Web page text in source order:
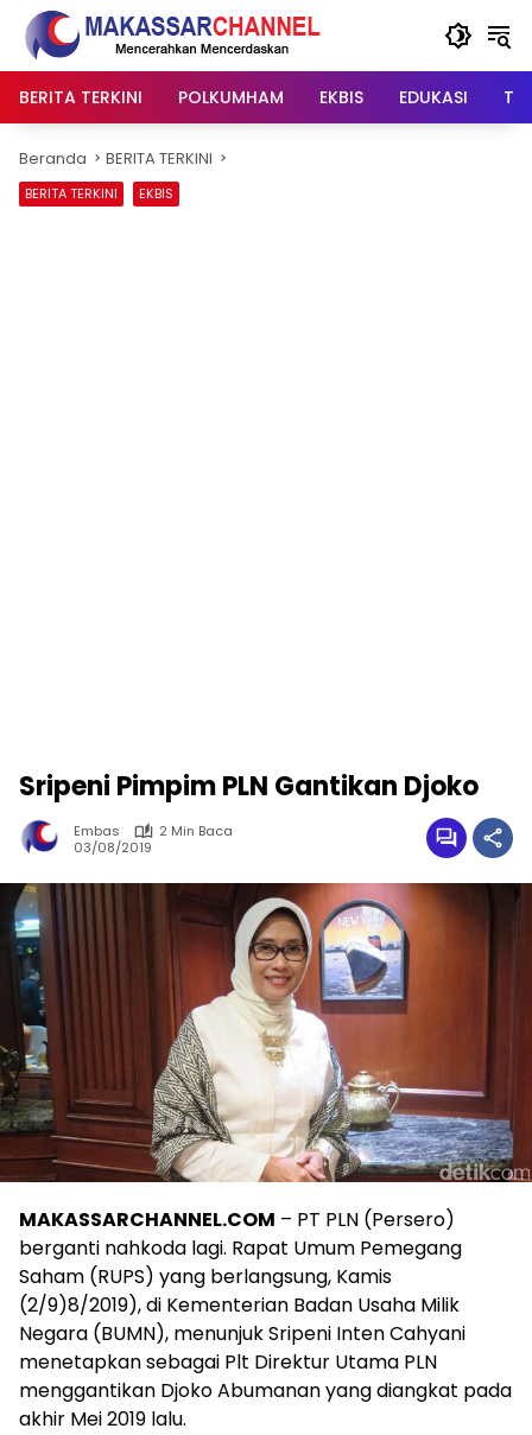
Langsung
konten
BERITA TERKINI
POLKUMHAM EKBIS EDUKASI
Beranda BERITA TERKINI
BERITA TERKINI EKBIS
Sripeni Pimpim PLN Gantikan Djoko
Embas
2 Min Baca
03/08/2019
MAKASSARCHANNEL.COM – PT PLN (Persero)
berganti nahkoda lagi. Rapat Umum Pemegang
Saham (RUPS) yang berlangsung, Kamis
(2/9)8/2019), di Kementerian Badan Usaha Milik
Negara (BUMN), menunjuk Sripeni Inten Cahyani
menetapkan sebagai Plt Direktur Utama PLN
menggantikan Djoko Abumanan yang diangkat pada
akhir Mei 2019 lalu.